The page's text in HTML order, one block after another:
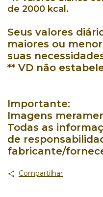
de 2000 kcal.
Seus valores
maiores ou
suas
** VD não
Importante:
Imagens
Todas as
de
fabricante/
Compartilhar